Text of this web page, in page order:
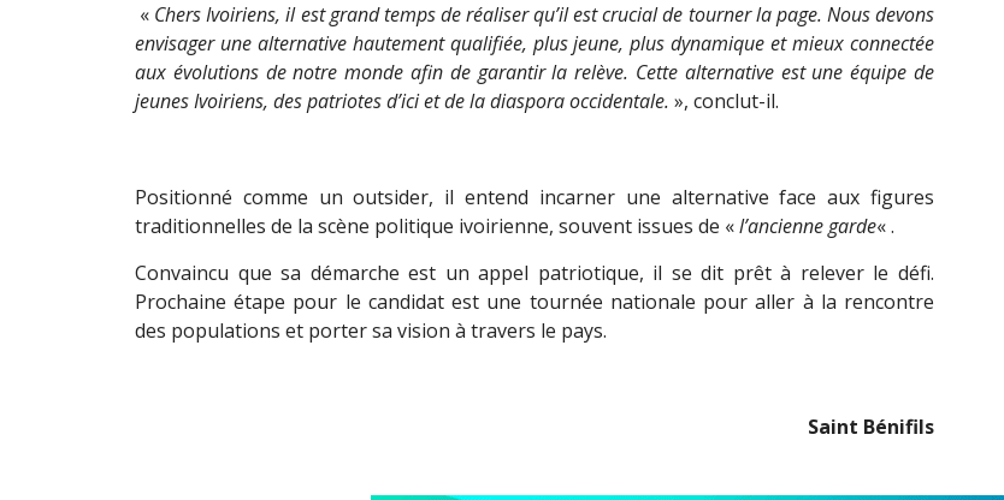
« Chers Ivoiriens, il est grand temps de réaliser qu’il est crucial de tourner la page. Nous devons
envisager une alternative hautement qualifiée, plus jeune, plus dynamique et mieux connectée
aux évolutions de notre monde afin de garantir la relève. Cette alternative est une équipe de
jeunes Ivoiriens, des patriotes d’ici et de la diaspora occidentale. », conclut-il.
Positionné comme un outsider, il entend incarner une alternative face aux figures
traditionnelles de la scène politique ivoirienne, souvent issues de «l’ancienne garde« .
Convaincu que sa démarche est un appel patriotique, il se dit prêt à relever le défi.
Prochaine étape pour le candidat est une tournée nationale pour aller à la rencontre
des populations et porter sa vision à travers le pays.
Saint Bénifils